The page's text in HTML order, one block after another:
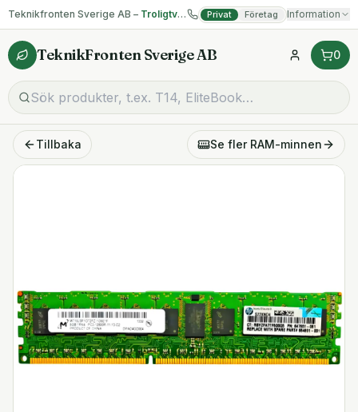
Teknikfronten Sverige AB – Troligtvis billigast på begagnad IT! Privat Företag Information
TeknikFronten Sverige AB 0
Tillbaka Se fler RAM-minnen